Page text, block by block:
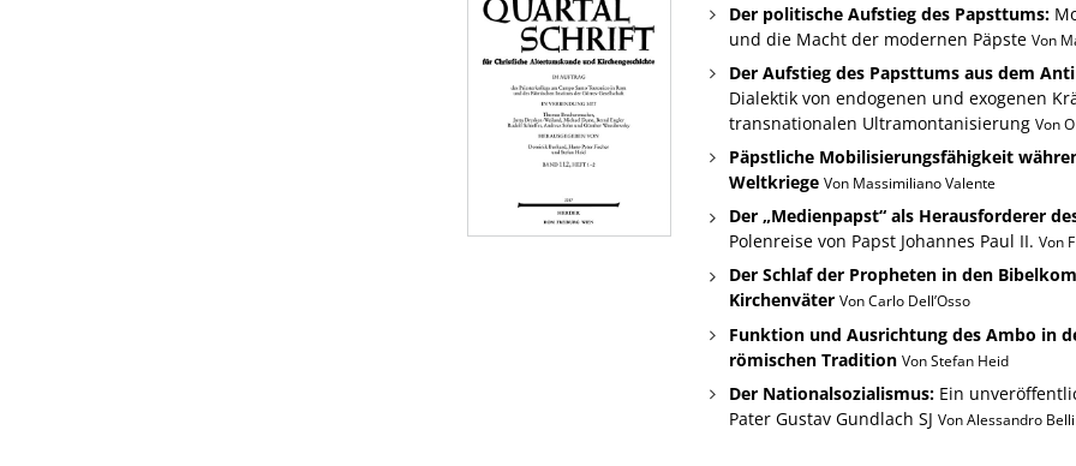
Der politische Aufstieg des Papsttums:
und die Macht der modernen Päpste Von
Der Aufstieg des Papsttums aus dem
Dialektik von endogenen und exogenen
transnationalen Ultramontanisierung Von
Päpstliche Mobilisierungsfähigkeit
Weltkriege Von Massimiliano Valente
Der „Medienpapst“ als Herausforderer
Polenreise von Papst Johannes Paul II. Von
Der Schlaf der Propheten in den
Kirchenväter Von Carlo Dell’Osso
Funktion und Ausrichtung des Ambo in
römischen Tradition Von Stefan Heid
Der Nationalsozialismus:Ein
Pater Gustav Gundlach SJ Von Alessandro